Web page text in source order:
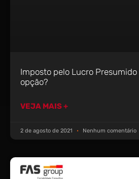
Imposto pelo Lucro
opção?
VEJA MAIS +
2 de agosto de 2021 Nenhum comentário